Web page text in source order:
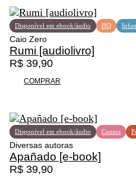
ç
o
o
r
i
g
i
l
e
r
a
:
o
a
u
R
$
5
Disponível em ebook/áudio HQ
Caio Zero
Rumi [audiolivro]
R$ 39,90
COMPRAR
Contos
Disponível em ebook/áudio
Diversas autoras
Apañado [e-book]
R$ 39,90